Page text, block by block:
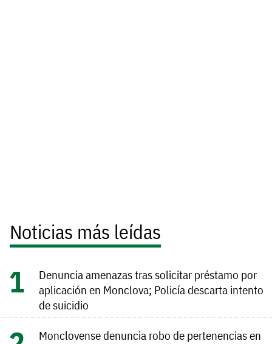
Noticias más leídas
Denuncia amenazas tras solicitar préstamo por
aplicación en Monclova; Policía descarta intento
de suicidio
Monclovense denuncia robo de pertenencias en